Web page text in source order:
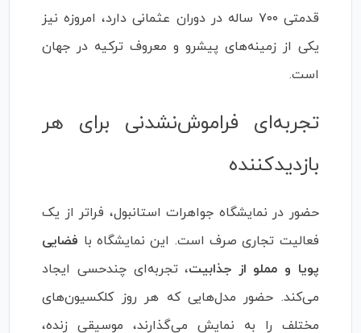
قدمتی ۷۰۰ ساله در دوران عثمانی دارد، امروزه نیز
یکی از زمینه‌های پیشرو و معروف ترکیه در جهان
است.
تجربه‌ای فراموش‌نشدنی برای هر
بازدیدکننده
حضور در نمایشگاه جواهرات استانبول، فراتر از یک
فعالیت تجاری صرف است. این نمایشگاه با فضایی
پویا و مملو از جذابیت، تجربه‌ای چندحسی ایجاد
می‌کند. حضور مدل‌هایی که هر روز کلکسیون‌های
مختلف را به نمایش می‌گذارند، موسیقی زنده،